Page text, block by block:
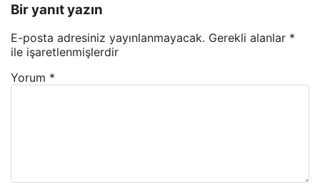
Bir yanıt yazın
E-posta adresiniz yayınlanmayacak. Gerekli alanlar *
ile işaretlenmişlerdir
Yorum *